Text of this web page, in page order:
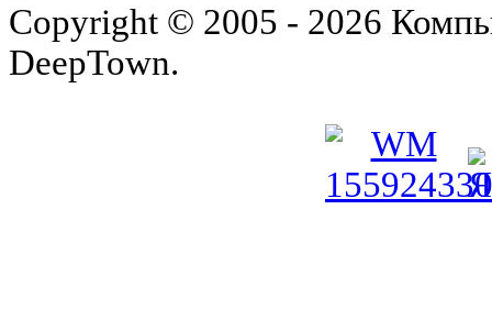
Copyright © 2005 - 2026
DeepTown.